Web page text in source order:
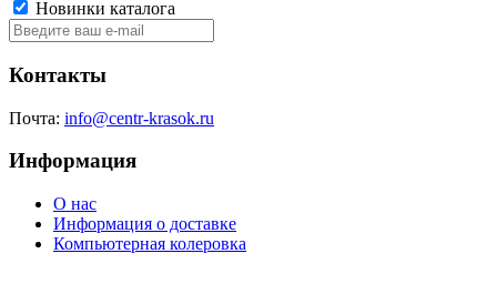
Новинки каталога
Контакты
Почта: info@centr-krasok.ru
Информация
О нас
Информация о доставке
Компьютерная колеровка